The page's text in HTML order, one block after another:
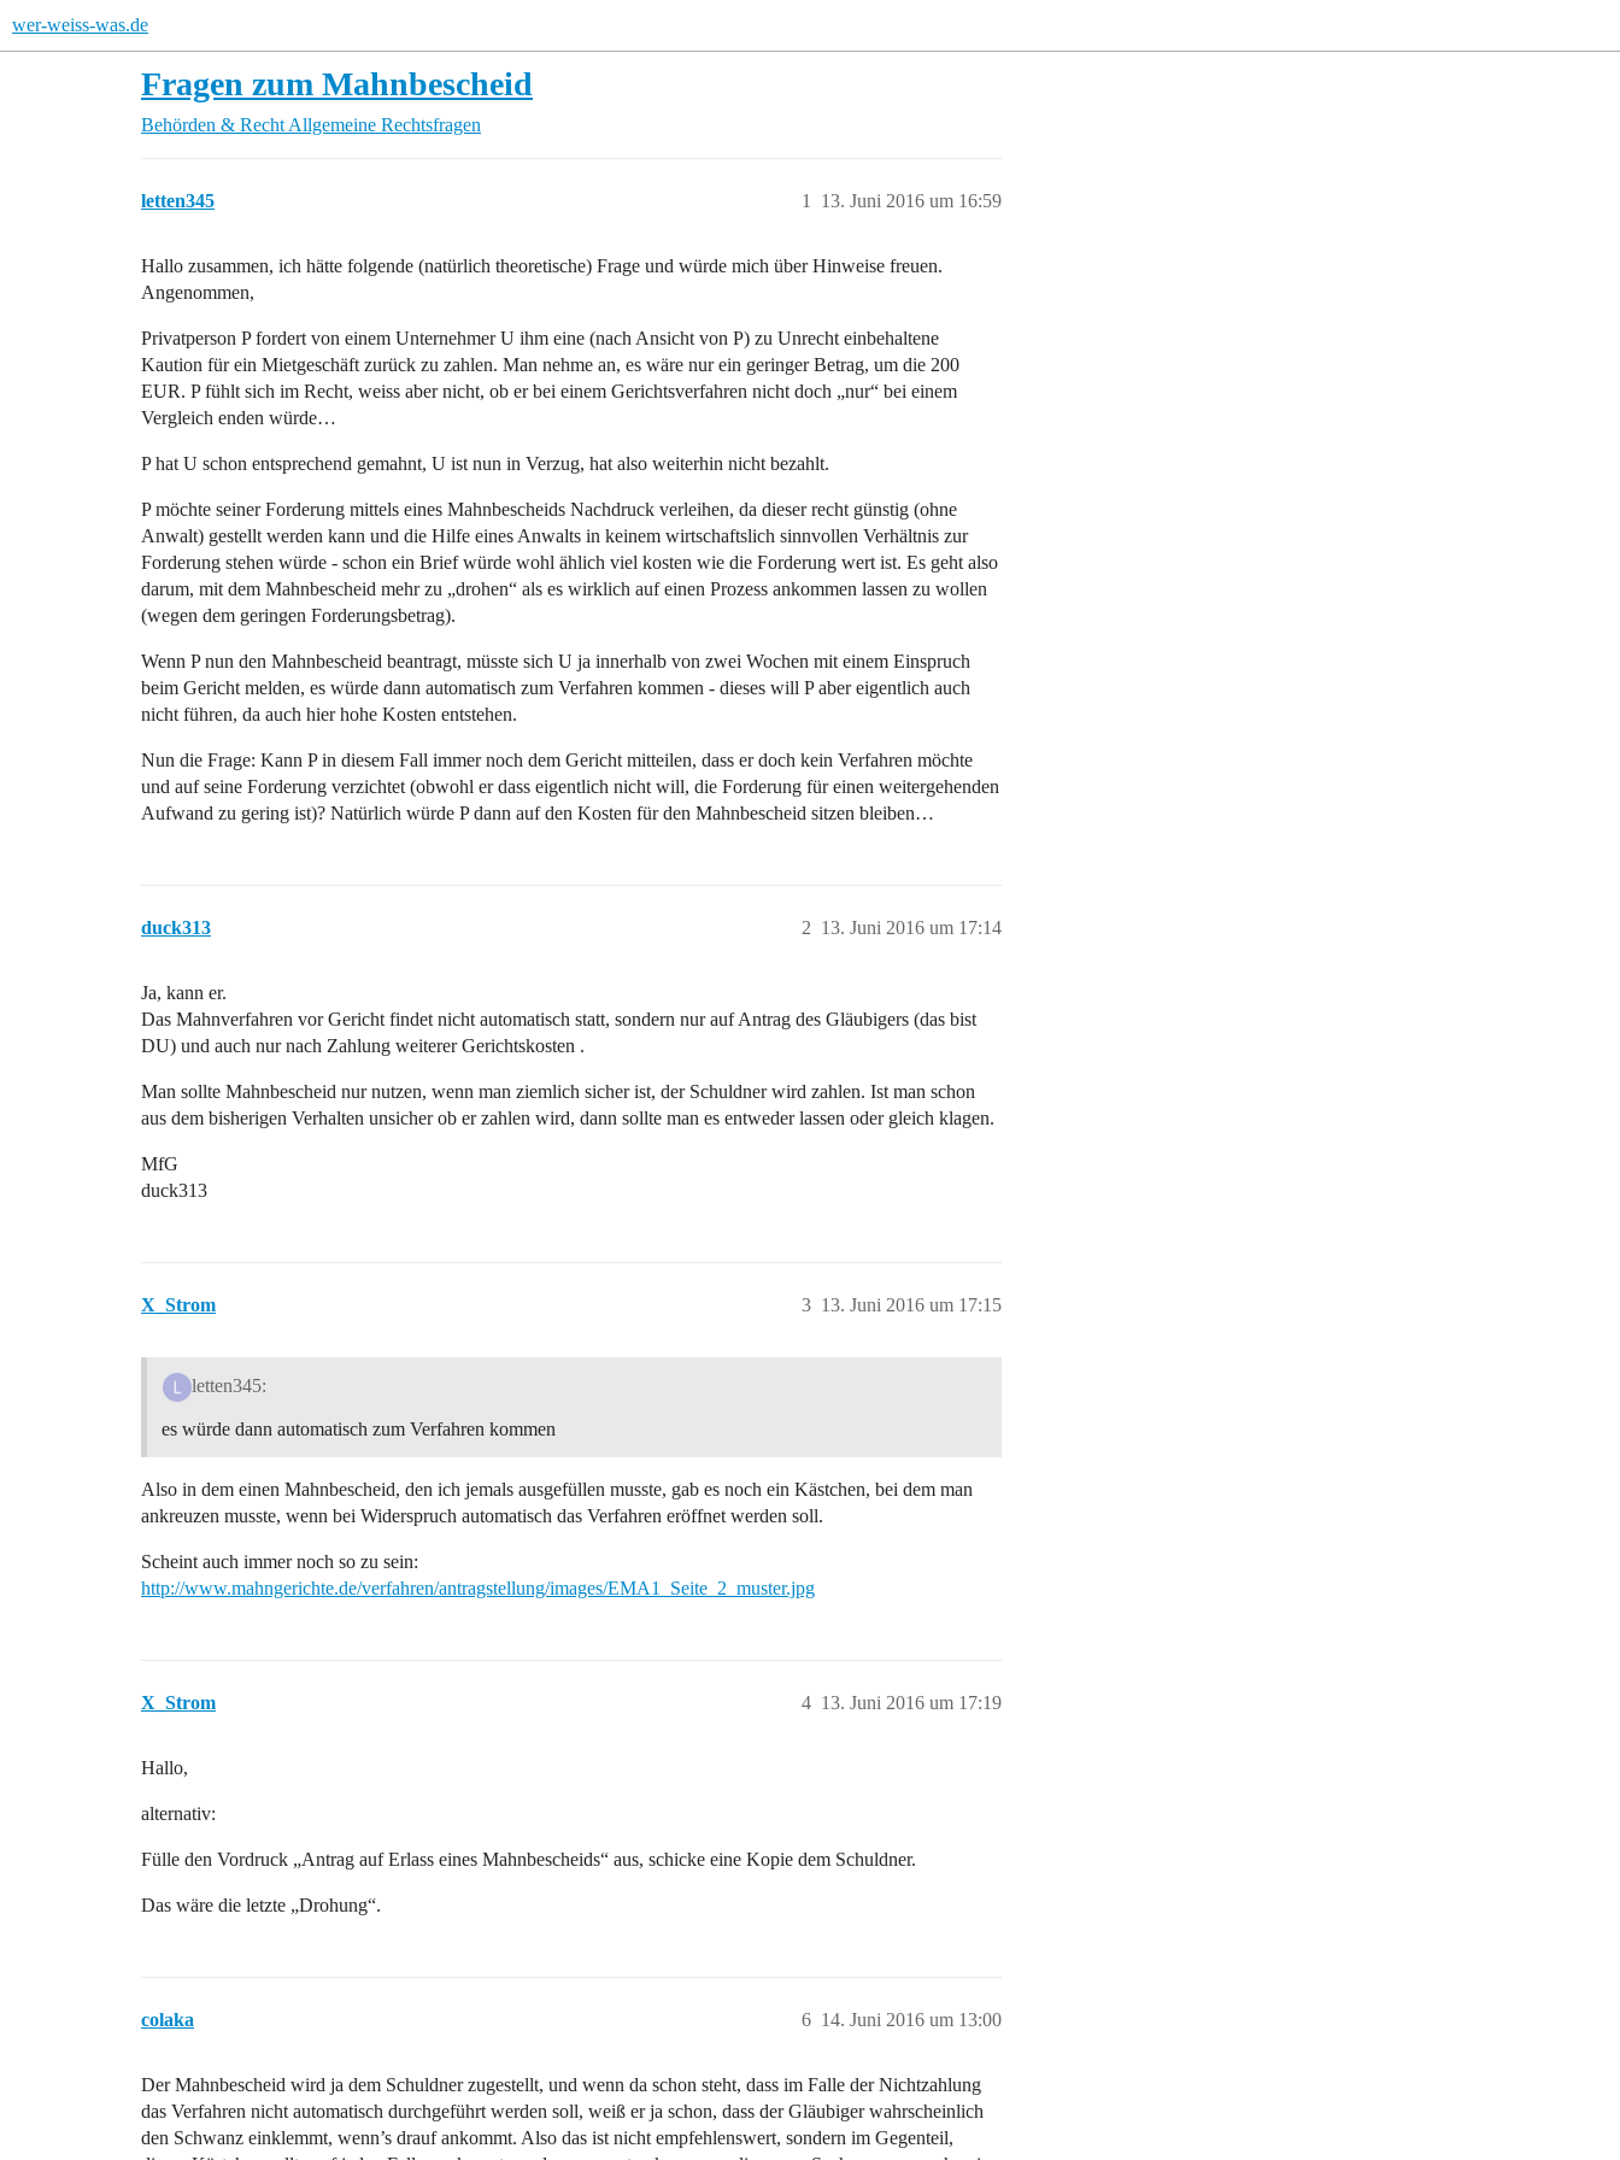
wer-weiss-was.de
Fragen zum Mahnbescheid
Behörden & Recht Allgemeine Rechtsfragen
letten345 13. Juni 2016 um 16:59
1
Hallo zusammen, ich hätte folgende (natürlich theoretische) Frage und würde mich über Hinweise freuen.
Angenommen,
Privatperson P fordert von einem Unternehmer U ihm eine (nach Ansicht von P) zu Unrecht einbehaltene
Kaution für ein Mietgeschäft zurück zu zahlen. Man nehme an, es wäre nur ein geringer Betrag, um die 200
EUR. P fühlt sich im Recht, weiss aber nicht, ob er bei einem Gerichtsverfahren nicht doch „nur“ bei einem
Vergleich enden würde…
P hat U schon entsprechend gemahnt, U ist nun in Verzug, hat also weiterhin nicht bezahlt.
P möchte seiner Forderung mittels eines Mahnbescheids Nachdruck verleihen, da dieser recht günstig (ohne
Anwalt) gestellt werden kann und die Hilfe eines Anwalts in keinem wirtschaftslich sinnvollen Verhältnis zur
Forderung stehen würde - schon ein Brief würde wohl ählich viel kosten wie die Forderung wert ist. Es geht also
darum, mit dem Mahnbescheid mehr zu „drohen“ als es wirklich auf einen Prozess ankommen lassen zu wollen
(wegen dem geringen Forderungsbetrag).
Wenn P nun den Mahnbescheid beantragt, müsste sich U ja innerhalb von zwei Wochen mit einem Einspruch
beim Gericht melden, es würde dann automatisch zum Verfahren kommen - dieses will P aber eigentlich auch
nicht führen, da auch hier hohe Kosten entstehen.
Nun die Frage: Kann P in diesem Fall immer noch dem Gericht mitteilen, dass er doch kein Verfahren möchte
und auf seine Forderung verzichtet (obwohl er dass eigentlich nicht will, die Forderung für einen weitergehenden
Aufwand zu gering ist)? Natürlich würde P dann auf den Kosten für den Mahnbescheid sitzen bleiben…
duck313 13. Juni 2016 um 17:14
2
Ja, kann er.
Das Mahnverfahren vor Gericht findet nicht automatisch statt, sondern nur auf Antrag des Gläubigers (das bist
DU) und auch nur nach Zahlung weiterer Gerichtskosten .
Man sollte Mahnbescheid nur nutzen, wenn man ziemlich sicher ist, der Schuldner wird zahlen. Ist man schon
aus dem bisherigen Verhalten unsicher ob er zahlen wird, dann sollte man es entweder lassen oder gleich klagen.
MfG
duck313
X_Strom 13. Juni 2016 um 17:15
3
letten345:
es würde dann automatisch zum Verfahren kommen
Also in dem einen Mahnbescheid, den ich jemals ausgefüllen musste, gab es noch ein Kästchen, bei dem man
ankreuzen musste, wenn bei Widerspruch automatisch das Verfahren eröffnet werden soll.
Scheint auch immer noch so zu sein:
http://www.mahngerichte.de/verfahren/antragstellung/images/EMA1_Seite_2_muster.jpg
X_Strom 13. Juni 2016 um 17:19
4
Hallo,
alternativ:
Fülle den Vordruck „Antrag auf Erlass eines Mahnbescheids“ aus, schicke eine Kopie dem Schuldner.
Das wäre die letzte „Drohung“.
colaka 14. Juni 2016 um 13:00
6
Der Mahnbescheid wird ja dem Schuldner zugestellt, und wenn da schon steht, dass im Falle der Nichtzahlung
das Verfahren nicht automatisch durchgeführt werden soll, weiß er ja schon, dass der Gläubiger wahrscheinlich
den Schwanz einklemmt, wenn’s drauf ankommt. Also das ist nicht empfehlenswert, sondern im Gegenteil,